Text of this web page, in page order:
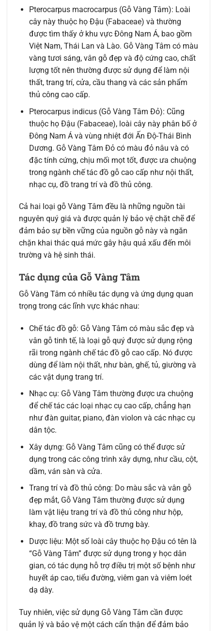
Pterocarpus macrocarpus (Gỗ Vàng Tâm): Loài
cây này thuộc họ Đậu (Fabaceae) và thường
được tìm thấy ở khu vực Đông Nam Á, bao gồm
Việt Nam, Thái Lan và Lào. Gỗ Vàng Tâm có màu
vàng tươi sáng, vân gỗ đẹp và độ cứng cao, chất
lượng tốt nên thường được sử dụng để làm nội
thất, trang trí, cửa, cầu thang và các sản phẩm
thủ công cao cấp.
Pterocarpus indicus (Gỗ Vàng Tâm Đỏ): Cũng
thuộc họ Đậu (Fabaceae), loài cây này phân bố ở
Đông Nam Á và vùng nhiệt đới Ấn Độ-Thái Bình
Dương. Gỗ Vàng Tâm Đỏ có màu đỏ nâu và có
đặc tính cứng, chịu mối mọt tốt, được ưa chuộng
trong ngành chế tác đồ gỗ cao cấp như nội thất,
nhạc cụ, đồ trang trí và đồ thủ công.
Cả hai loại gỗ Vàng Tâm đều là những nguồn tài
nguyên quý giá và được quản lý bảo vệ chặt chẽ để
đảm bảo sự bền vững của nguồn gỗ này và ngăn
chặn khai thác quá mức gây hậu quả xấu đến môi
trường và hệ sinh thái.
Tác dụng của Gỗ Vàng Tâm
Gỗ Vàng Tâm có nhiều tác dụng và ứng dụng quan
trọng trong các lĩnh vực khác nhau:
Chế tác đồ gỗ: Gỗ Vàng Tâm có màu sắc đẹp và
vân gỗ tinh tế, là loại gỗ quý được sử dụng rộng
rãi trong ngành chế tác đồ gỗ cao cấp. Nó được
dùng để làm nội thất, như bàn, ghế, tủ, giường và
các vật dụng trang trí.
Nhạc cụ: Gỗ Vàng Tâm thường được ưa chuộng
để chế tác các loại nhạc cụ cao cấp, chẳng hạn
như đàn guitar, piano, đàn violon và các nhạc cụ
dân tộc.
Xây dựng: Gỗ Vàng Tâm cũng có thể được sử
dụng trong các công trình xây dựng, như cầu, cột,
dầm, ván sàn và cửa.
Trang trí và đồ thủ công: Do màu sắc và vân gỗ
đẹp mắt, Gỗ Vàng Tâm thường được sử dụng
làm vật liệu trang trí và đồ thủ công như hộp,
khay, đồ trang sức và đồ trưng bày.
Dược liệu: Một số loài cây thuộc họ Đậu có tên là
“Gỗ Vàng Tâm” được sử dụng trong y học dân
gian, có tác dụng hỗ trợ điều trị một số bệnh như
huyết áp cao, tiểu đường, viêm gan và viêm loét
dạ dày.
Tuy nhiên, việc sử dụng Gỗ Vàng Tâm cần được
quản lý và bảo vệ một cách cẩn thận để đảm bảo